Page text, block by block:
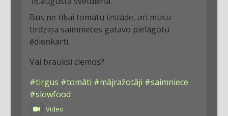
Būs ne tikai tomātu izstāde, arī mūsu
tirdziņa saimnieces gatavo pielāgotu
ēdienkarti.
Vai brauksi ciemos?
#tirgus #tomāti #mājražotāji #saimniece
#slowfood
Video